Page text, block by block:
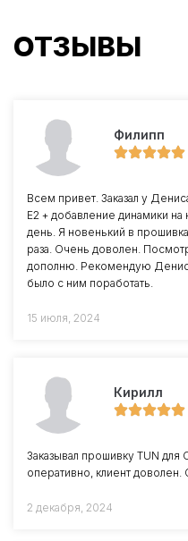
ОТЗЫВЫ
Филипп
Всем привет. Заказал у
E2 + добавление динамики на
день. Я новенький в
раза. Очень доволен.
дополню. Рекомендую
было с ним поработать.
15 июля, 2024
Кирилл
Заказывал прошивку TUN для
оперативно, клиент
2 декабря, 2024